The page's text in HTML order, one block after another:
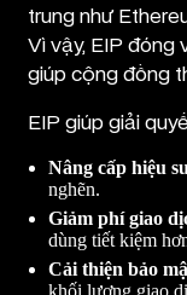
trung như
Vì vậy, EIP đóng
giúp cộng đồng
EIP giúp giải
Nâng cấp hiệu
nghẽn.
Giảm phí giao
dùng tiết kiệm
Cải thiện bảo